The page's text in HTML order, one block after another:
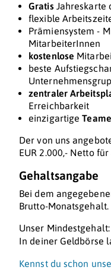
GratisJahreskarte
flexible
Prämiensystem -
MitarbeiterInnen
kostenlose
beste
zentraler
Erreichbarkeit
einzigartige
Der von uns
EUR 2.000,- Netto
Gehaltsangabe
Bei dem
Brutto-Monatsgehalt.
Unser
In deiner Geldbörse
Kennst du schon